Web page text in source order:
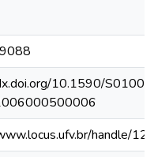
10.1590/S0100-
handle/